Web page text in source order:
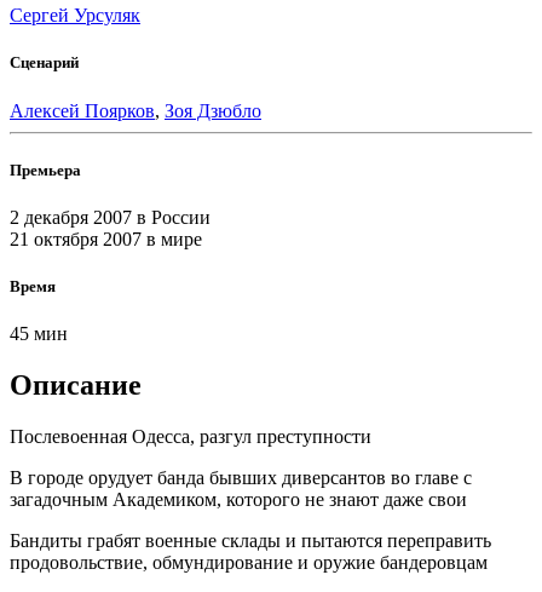
Сергей Урсуляк
Сценарий
Алексей Поярков, Зоя Дзюбло
Премьера
2 декабря 2007 в России
21 октября 2007 в мире
Время
45 мин
Описание
Послевоенная Одесса, разгул преступности
В городе орудует банда бывших диверсантов во главе с
загадочным Академиком, которого не знают даже свои
Бандиты грабят военные склады и пытаются переправить
продовольствие, обмундирование и оружие бандеровцам